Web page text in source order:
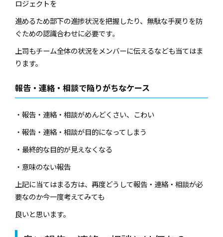
ロジェクトを
進めるため部下の進捗状況を把握したり、無駄な手戻りを防
ぐための認識合わせに必要です。
上司もチーム全体の状況をメンバーに伝えるなども当てはま
ります。
報告・連絡・相談で陥りがちなケース
・報告・連絡・相談がめんどくさい、こわい
・報告・連絡・相談が目的になってしまう
・最終的な目的が見えなくなる
・意味のない報告
上記に当てはまる方は、再度どうして報告・連絡・相談が必
要なのか今一度考えてみても
良いと思います。